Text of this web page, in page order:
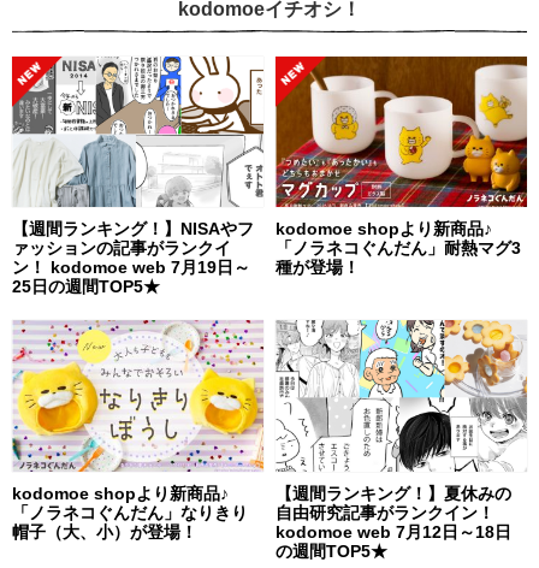
kodomoeイチオシ！
【週間ランキング！】NISAやフ
ァッションの記事がランクイ
ン！ kodomoe web 7月19日～
25日の週間TOP5★
kodomoe shopより新商品♪
「ノラネコぐんだん」耐熱マグ3
種が登場！
kodomoe shopより新商品♪
「ノラネコぐんだん」なりきり
帽子（大、小）が登場！
【週間ランキング！】夏休みの
自由研究記事がランクイン！
kodomoe web 7月12日～18日
の週間TOP5★